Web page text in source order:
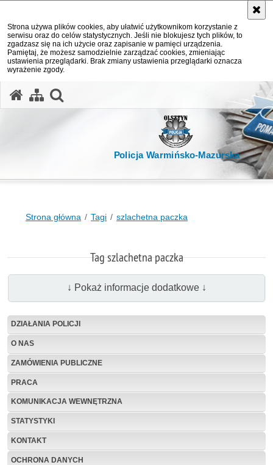
Strona używa plików cookies, aby ułatwić użytkownikom korzystanie z
serwisu oraz do celów statystycznych. Jeśli nie blokujesz tych plików, to
zgadzasz się na ich użycie oraz zapisanie w pamięci urządzenia.
Pamiętaj, że możesz samodzielnie zarządzać cookies, zmieniając
ustawienia przeglądarki. Brak zmiany ustawienia przeglądarki oznacza
wyrażenie zgody.
Policja Warmińsko-Mazurska
Strona główna Tagi szlachetna paczka
Tag szlachetna paczka
↓ Pokaż informacje dodatkowe ↓
DZIAŁANIA POLICJI
O NAS
ZAMÓWIENIA PUBLICZNE
PRACA
KOMUNIKACJA WEWNĘTRZNA
STATYSTYKI
KONTAKT
OCHRONA DANYCH